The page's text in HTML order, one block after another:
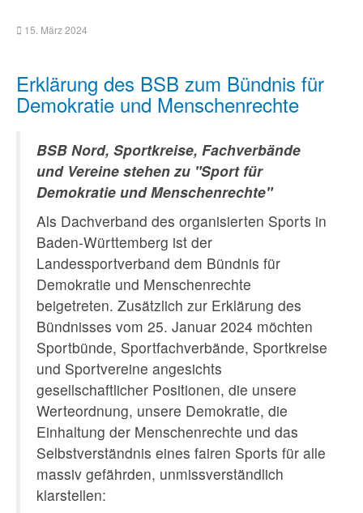
15. März 2024
Erklärung des BSB zum Bündnis für
Demokratie und Menschenrechte
BSB Nord, Sportkreise, Fachverbände
und Vereine stehen zu "Sport für
Demokratie und Menschenrechte"
Als Dachverband des organisierten Sports in
Baden-Württemberg ist der
Landessportverband dem Bündnis für
Demokratie und Menschenrechte
beigetreten. Zusätzlich zur Erklärung des
Bündnisses vom 25. Januar 2024 möchten
Sportbünde, Sportfachverbände, Sportkreise
und Sportvereine angesichts
gesellschaftlicher Positionen, die unsere
Werteordnung, unsere Demokratie, die
Einhaltung der Menschenrechte und das
Selbstverständnis eines fairen Sports für alle
massiv gefährden, unmissverständlich
klarstellen: